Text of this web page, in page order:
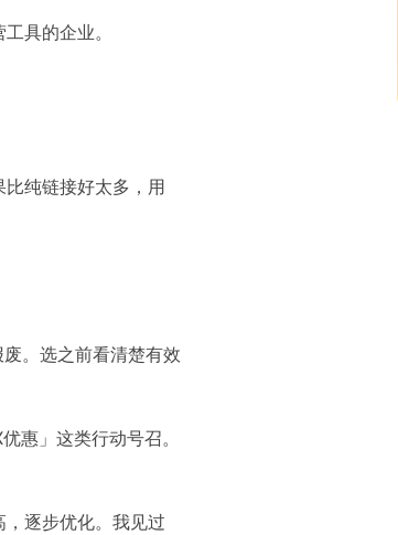
具的企业。
纯链接好太多，用
。选之前看清楚有效
惠」这类行动号召。
逐步优化。我见过